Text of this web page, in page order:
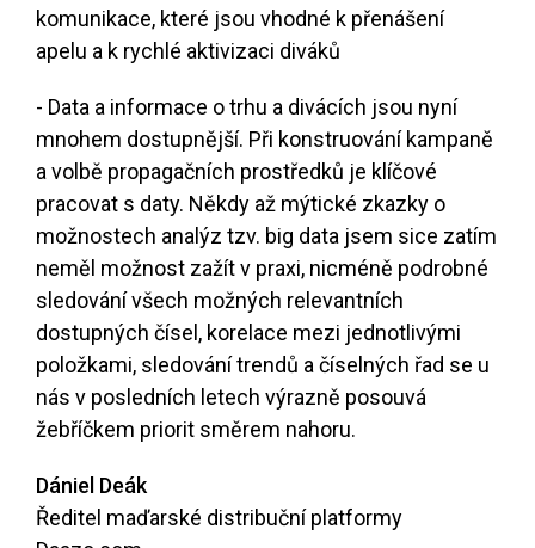
komunikace, které jsou vhodné k přenášení
apelu a k rychlé aktivizaci diváků
- Data a informace o trhu a divácích jsou nyní
mnohem dostupnější. Při konstruování kampaně
a volbě propagačních prostředků je klíčové
pracovat s daty. Někdy až mýtické zkazky o
možnostech analýz tzv. big data jsem sice zatím
neměl možnost zažít v praxi, nicméně podrobné
sledování všech možných relevantních
dostupných čísel, korelace mezi jednotlivými
položkami, sledování trendů a číselných řad se u
nás v posledních letech výrazně posouvá
žebříčkem priorit směrem nahoru.
Dániel Deák
Ředitel maďarské distribuční platformy